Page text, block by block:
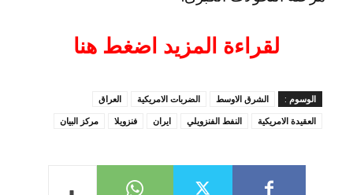
لقراءة المزيد اضغط هنا
الوسوم : الشرق الاوسط الضربات الامريكية
العراق
العقيدة الامريكية
النفط الفنزويلي ايران فنزويلا مركز البيان